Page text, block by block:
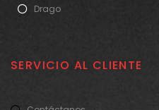
Drago
SERVICIO AL CLIENTE